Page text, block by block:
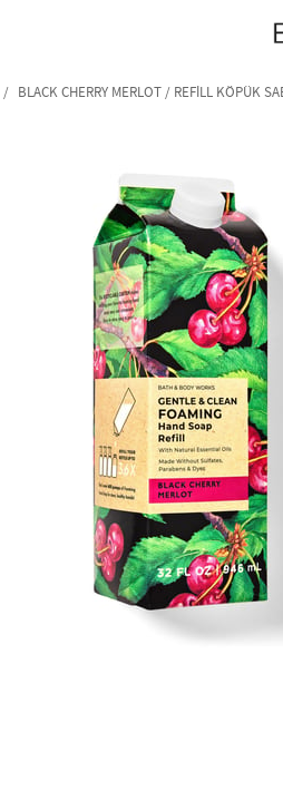
•2200₺
BLACK CHERRY MERLOT / REFILL KÖPÜK